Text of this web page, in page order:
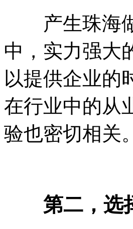
产生珠海做
中，实力强大
以提供企业的
在行业中的从
验也密切相关。
第二，选